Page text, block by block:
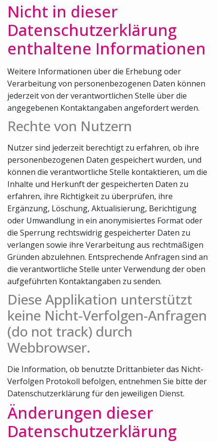
Nicht in dieser
Datenschutzerklärung
enthaltene Informationen
Weitere Informationen über die Erhebung oder
Verarbeitung von personenbezogenen Daten können
jederzeit von der verantwortlichen Stelle über die
angegebenen Kontaktangaben angefordert werden.
Rechte von Nutzern
Nutzer sind jederzeit berechtigt zu erfahren, ob ihre
personenbezogenen Daten gespeichert wurden, und
können die verantwortliche Stelle kontaktieren, um die
Inhalte und Herkunft der gespeicherten Daten zu
erfahren, ihre Richtigkeit zu überprüfen, ihre
Ergänzung, Löschung, Aktualisierung, Berichtigung
oder Umwandlung in ein anonymisiertes Format oder
die Sperrung rechtswidrig gespeicherter Daten zu
verlangen sowie ihre Verarbeitung aus rechtmäßigen
Gründen abzulehnen. Entsprechende Anfragen sind an
die verantwortliche Stelle unter Verwendung der oben
aufgeführten Kontaktangaben zu senden.
Diese Applikation unterstützt
keine Nicht-Verfolgen-Anfragen
(do not track) durch
Webbrowser.
Die Information, ob benutzte Drittanbieter das Nicht-
Verfolgen Protokoll befolgen, entnehmen Sie bitte der
Datenschutzerklärung für den jeweiligen Dienst.
Änderungen dieser
Datenschutzerklärung